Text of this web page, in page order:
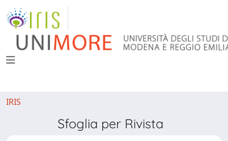
IRIS
Sfoglia per Rivista